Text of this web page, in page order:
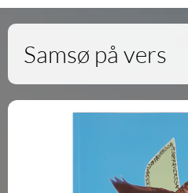
Samsø på vers